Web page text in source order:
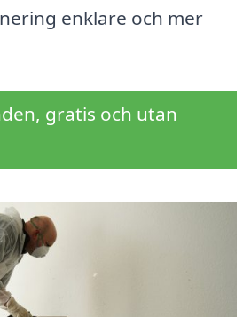
enklare och mer
gratis och utan